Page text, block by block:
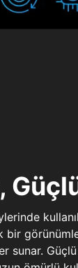
görünümle
sunar. Güçlü